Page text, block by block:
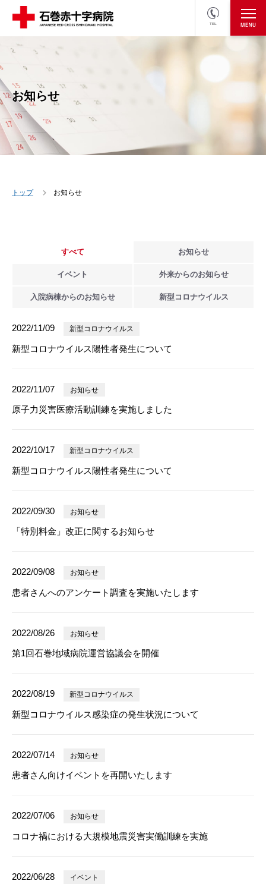
TEL
医療関係者の方
お知らせ
トップ お知らせ
すべて お知らせ
イベント 外来からのお知らせ
入院病棟からのお知らせ 新型 コロナウイルス
2022/11/09 新型コロナウイルス
新型コロナウイルス陽性者発生について
2022/11/07 お知らせ
原子力災害医療活動訓練を実施しました
2022/10/17 新型コロナウイルス
新型コロナウイルス陽性者発生について
2022/09/30 お知らせ
「特別料金」改正に関するお知らせ
2022/09/08 お知らせ
患者さんへのアンケート調査を実施いたします
2022/08/26 お知らせ
第1回石巻地域病院運営協議会を開催
2022/08/19 新型コロナウイルス
新型コロナウイルス感染症の発生状況について
2022/07/14 お知らせ
患者さん向けイベントを再開いたします
2022/07/06 お知らせ
コロナ禍における大規模地震災害実働訓練を実施
2022/06/28 イベント